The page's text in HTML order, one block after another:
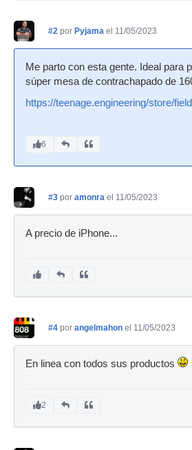
#2 por Pyjama el 11/05/2023
Me parto con esta gente. Ideal para
súper mesa de contrachapado de
https://teenage.engineering/store/
6
#3 por amonra el 11/05/2023
A precio de iPhone...
#4 por angelmahon el 11/05/2023
En linea con todos sus productos
2